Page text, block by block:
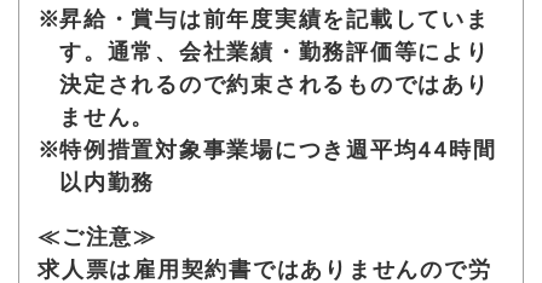
昇給・賞与は前年度実績を記載していま
す。通常、会社業績・勤務評価等により
決定されるので約束されるものではあり
ません。
特例措置対象事業場につき週平均44時間
以内勤務
≪ご注意≫
求人票は雇用契約書ではありませんので労